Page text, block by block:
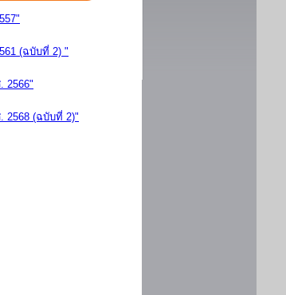
(ฉบับที่ 2) "
2566"
2568 (ฉบับที่ 2)"